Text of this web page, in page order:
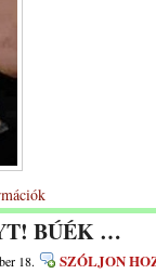
BÚÉK …
18. SZÓLJON